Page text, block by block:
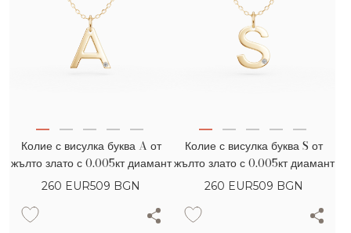
Колие с висулка буква A от
жълто злато с 0.005кт диамант
260 EUR509 BGN
Колие с висулка буква S от
жълто злато с 0.005кт диамант
260 EUR509 BGN